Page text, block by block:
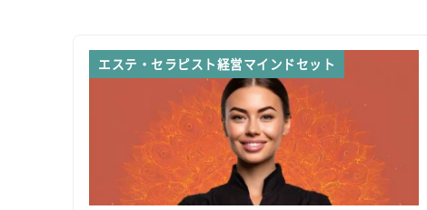
エステ・セラピスト経営マインドセット